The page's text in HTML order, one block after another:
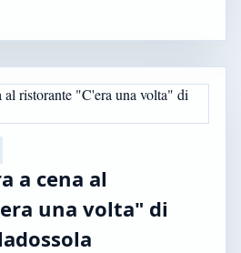
a cena al
una volta" di